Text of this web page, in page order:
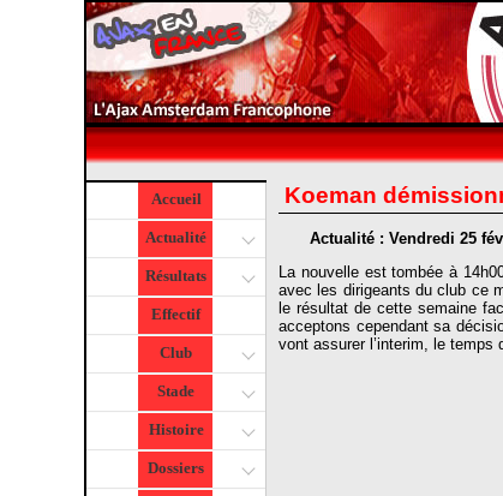
Accueil
Actualité
Résultats
Effectif
Club
Stade
Histoire
Dossiers
Koeman
Actualité : Vendredi 25
La nouvelle est tombée à
avec les dirigeants du club ce
le résultat de cette semaine
acceptons cependant sa
vont assurer l’interim, le temps